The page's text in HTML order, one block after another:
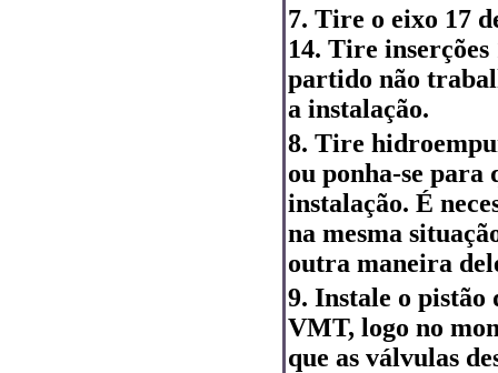
7. Tire o eixo 17
14. Tire inserções
partido não
a instalação.
8. Tire
ou ponha-se para
instalação. É
na mesma
outra maneira
9. Instale o
VMT, logo no
que as válvulas